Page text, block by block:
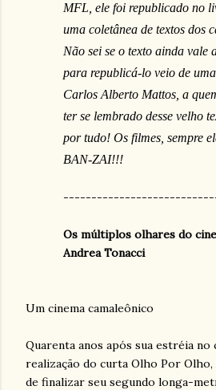
MFL, ele foi republicado no
uma coletânea de textos dos
Não sei se o texto ainda vale
para republicá-lo veio de
Carlos Alberto Mattos, a
ter se lembrado desse velho
por tudo! Os filmes, sempre
BAN-ZAI!!!
Os múltiplos olhares do
Andrea Tonacci
Um cinema camaleônico
Quarenta anos após sua estréia no
realização do curta Olho Por Olho,
de finalizar seu segundo longa-